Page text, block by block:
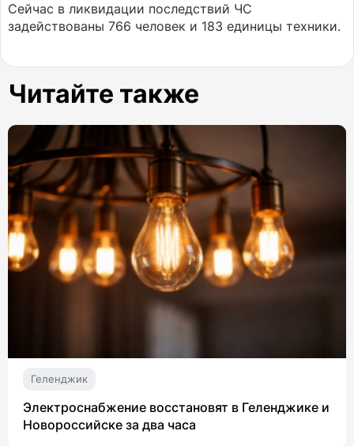
Сейчас в ликвидации последствий ЧС
задействованы 766 человек и 183 единицы техники.
Читайте также
Геленджик
Электроснабжение восстановят в Геленджике и
Новороссийске за два часа